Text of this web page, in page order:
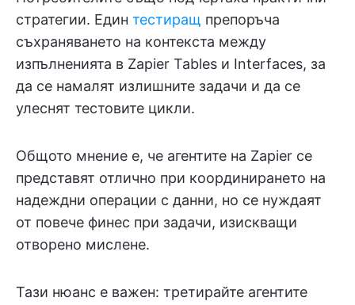
стратегии. Един тестиращ препоръча
съхраняването на контекста между
изпълненията в Zapier Tables и Interfaces, за
да се намалят излишните задачи и да се
улеснят тестовите цикли.
Общото мнение е, че агентите на Zapier се
представят отлично при координирането на
надеждни операции с данни, но се нуждаят
от повече финес при задачи, изискващи
отворено мислене.
Тази нюанс е важен: третирайте агентите